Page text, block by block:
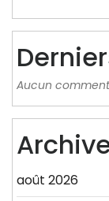
Aucun
août 2026